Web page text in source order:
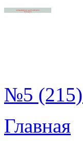
№5 (215)
Главная